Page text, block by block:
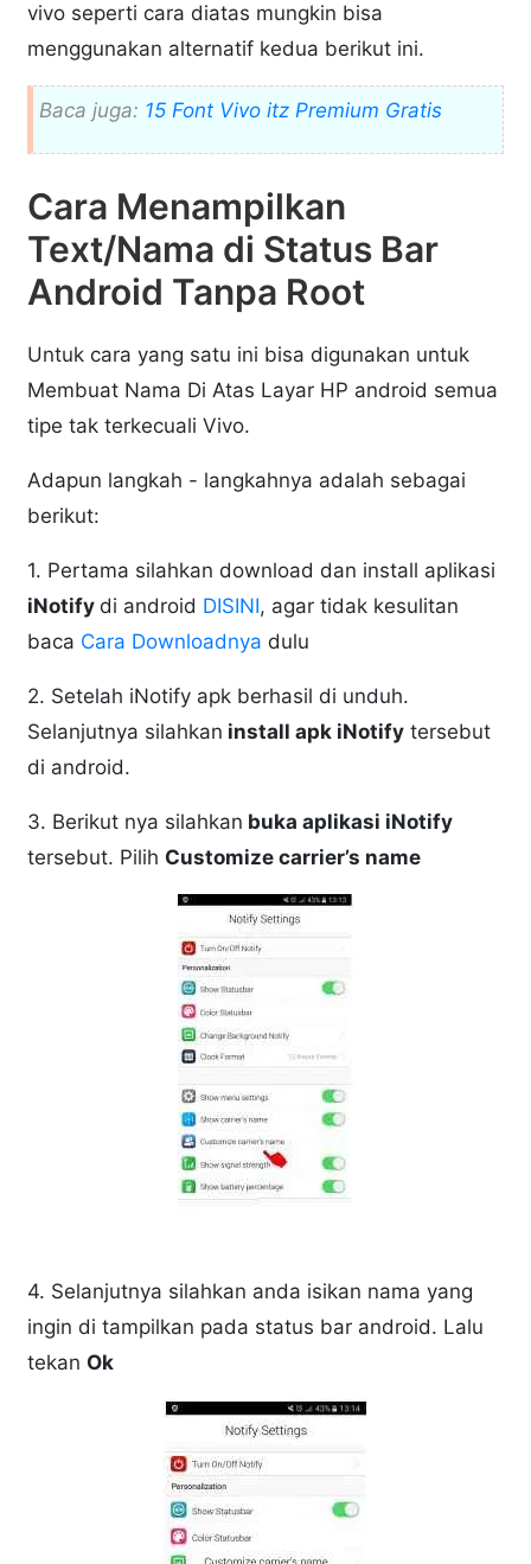
vivo seperti cara diatas mungkin bisa
menggunakan alternatif kedua berikut ini.
Baca juga: 15 Font Vivo itz Premium Gratis
Cara Menampilkan
Text/Nama di Status Bar
Android Tanpa Root
Untuk cara yang satu ini bisa digunakan untuk
Membuat Nama Di Atas Layar HP android semua
tipe tak terkecuali Vivo.
Adapun langkah - langkahnya adalah sebagai
berikut:
1. Pertama silahkan download dan install aplikasi
iNotify di android DISINI, agar tidak kesulitan
baca Cara Downloadnya dulu
2. Setelah iNotify apk berhasil di unduh.
Selanjutnya silahkan install apk iNotify tersebut
di android.
3. Berikut nya silahkan buka aplikasi iNotify
tersebut. Pilih Customize carrier’s name
4. Selanjutnya silahkan anda isikan nama yang
ingin di tampilkan pada status bar android. Lalu
tekan Ok